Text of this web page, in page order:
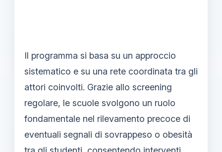
Il programma si basa su un approccio
sistematico e su una rete coordinata tra gli
attori coinvolti. Grazie allo screening
regolare, le scuole svolgono un ruolo
fondamentale nel rilevamento precoce di
eventuali segnali di sovrappeso o obesità